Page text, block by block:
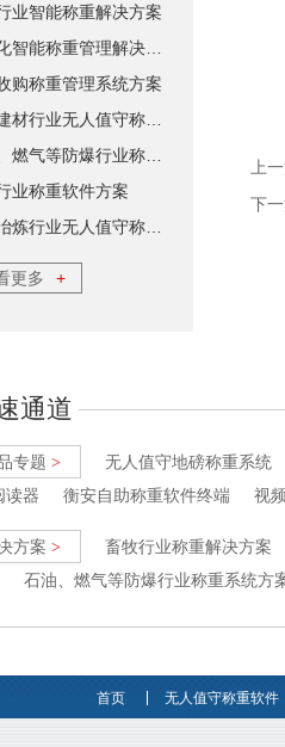
业智能称重解决方案
智能称重管理解决方案
购称重管理系统方案
行业无人值守称重解决方案
气等防爆行业称重系统方案
业称重软件方案
行业无人值守称重软件方案
更多 +
上
下
通道
专题 > 无人值守地磅称重系统
读器
衡安自助称重软件终端 视
方案 > 畜牧行业称重解决方案
石油、燃气等防爆行业称重系统方
首页 无人值守称重软件